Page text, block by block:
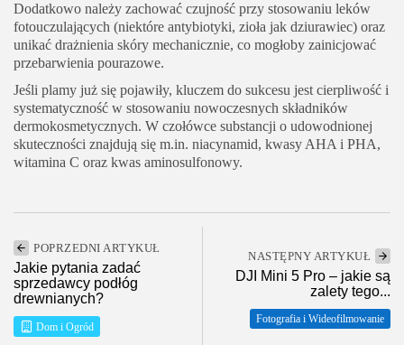
Dodatkowo należy zachować czujność przy stosowaniu leków
fotouczulających (niektóre antybiotyki, zioła jak dziurawiec) oraz
unikać drażnienia skóry mechanicznie, co mogłoby zainicjować
przebarwienia pourazowe.
Jeśli plamy już się pojawiły, kluczem do sukcesu jest cierpliwość i
systematyczność w stosowaniu nowoczesnych składników
dermokosmetycznych. W czołówce substancji o udowodnionej
skuteczności znajdują się m.in. niacynamid, kwasy AHA i PHA,
witamina C oraz kwas aminosulfonowy.
POPRZEDNI ARTYKUŁ
Jakie pytania zadać
sprzedawcy podłóg
drewnianych?
Dom i Ogród
NASTĘPNY ARTYKUŁ
DJI Mini 5 Pro – jakie są
zalety tego...
Fotografia i Wideofilmowanie